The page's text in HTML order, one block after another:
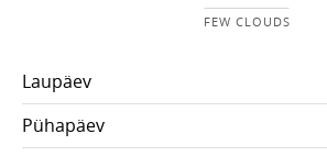
FEW CLOUDS
Laupäev
Pühapäev